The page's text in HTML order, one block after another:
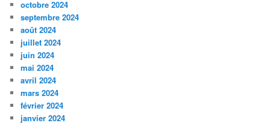
octobre 2024
septembre 2024
août 2024
juillet 2024
juin 2024
mai 2024
avril 2024
mars 2024
février 2024
janvier 2024